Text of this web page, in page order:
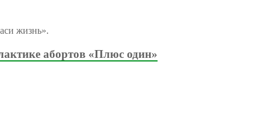
жизнь».
абортов «Плюс один»